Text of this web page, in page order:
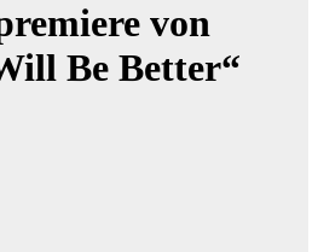
von
Be Better“